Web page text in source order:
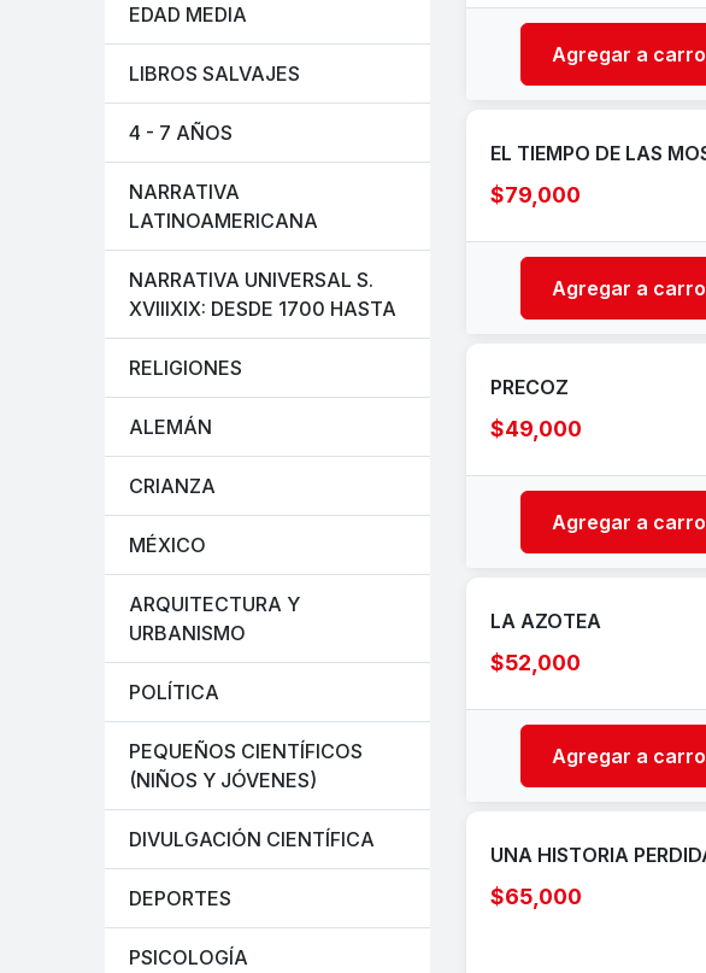
EDAD MEDIA
LIBROS SALVAJES
4 - 7 AÑOS
NARRATIVA
LATINOAMERICANA
NARRATIVA UNIVERSAL S.
XVIIIXIX: DESDE 1700 HASTA
RELIGIONES
ALEMÁN
CRIANZA
MÉXICO
ARQUITECTURA Y
URBANISMO
POLÍTICA
PEQUEÑOS CIENTÍFICOS
(NIÑOS Y JÓVENES)
DIVULGACIÓN CIENTÍFICA
DEPORTES
PSICOLOGÍA
Agregar a carro
EL TIEMPO DE LAS
$79,000
Agregar a carro
PRECOZ
$49,000
Agregar a carro
LA AZOTEA
$52,000
Agregar a carro
UNA HISTORIA
$65,000